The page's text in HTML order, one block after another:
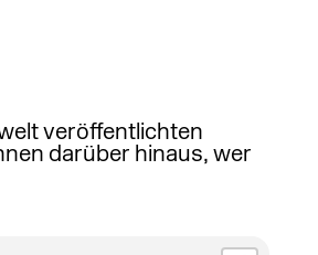
veröffentlichten
darüber hinaus, wer